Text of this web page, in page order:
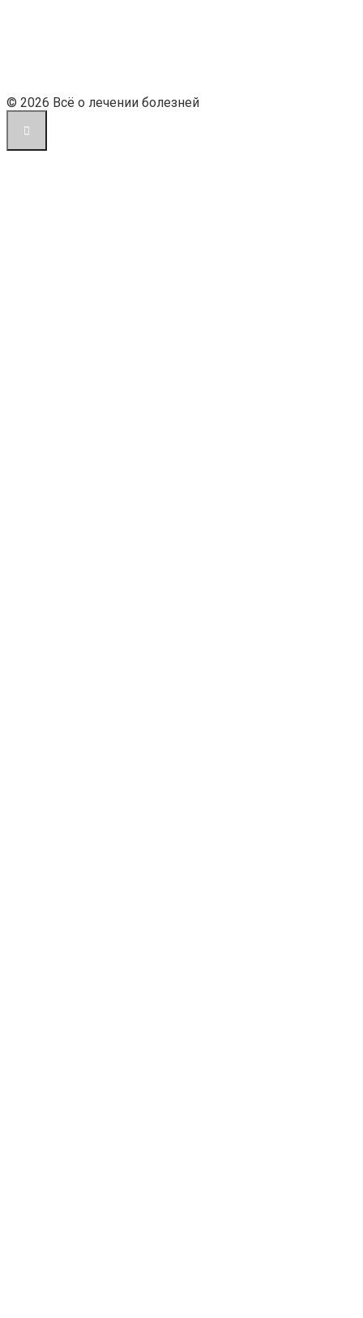
© 2026 Всё о лечении болезней